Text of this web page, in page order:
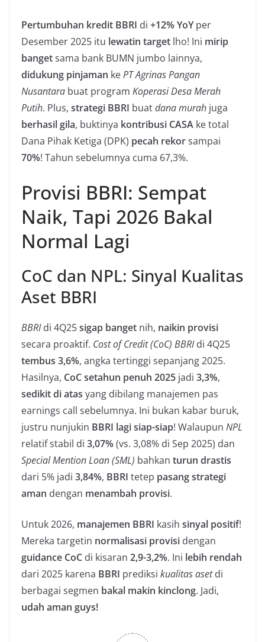
Pertumbuhan kredit BBRI di +12% YoYper
Desember 2025 itu lewatin target lho! Ini mirip
bangetsama bank BUMN jumbo lainnya,
didukung pinjaman kePT Agrinas Pangan
Nusantara buat program Koperasi Desa Merah
Putih. Plus, strategi BBRI buatdana murah juga
berhasil gila, buktinya kontribusi CASA ke total
Dana Pihak Ketiga (DPK) pecah rekorsampai
70%! Tahun sebelumnya cuma 67,3%.
Provisi BBRI: Sempat
Naik, Tapi 2026 Bakal
Normal Lagi
CoC dan NPL: Sinyal Kualitas
Aset BBRI
BBRIdi 4Q25sigap banget nih, naikin provisi
secara proaktif. Cost of Credit (CoC) BBRIdi 4Q25
tembus 3,6%, angka tertinggi sepanjang 2025.
Hasilnya, CoC setahun penuh 2025 jadi 3,3%,
sedikit di atas yang dibilang manajemen pas
earnings call sebelumnya. Ini bukan kabar buruk,
justru nunjukin BBRI lagi siap-siap! Walaupun NPL
relatif stabil di 3,07%(vs. 3,08% di Sep 2025) dan
Special Mention Loan (SML) bahkan turun drastis
dari 5% jadi 3,84%, BBRI tetep pasang strategi
aman dengan menambah provisi.
Untuk 2026, manajemen BBRI kasih sinyal positif!
Mereka targetin normalisasi provisi dengan
guidance CoC di kisaran 2,9-3,2%. Ini lebih rendah
dari 2025 karena BBRI prediksi kualitas asetdi
berbagai segmen bakal makin kinclong. Jadi,
udah aman guys!